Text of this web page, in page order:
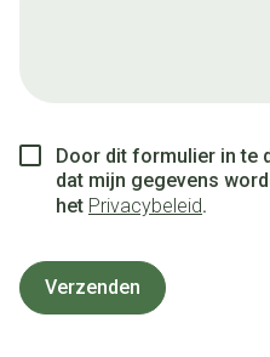
Door dit formulier in te
dat mijn gegevens
het Privacybeleid.
Verzenden